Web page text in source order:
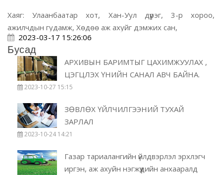
Хаяг: Улаанбаатар хот, Хан-Уул дүүрэг, 3-р хороо,
ажилчдын гудамж, Хөдөө аж ахуйг дэмжих сан,
2023-03-17 15:26:06
Бусад
АРХИВЫН БАРИМТЫГ ЦАХИМЖУУЛАХ ,
ЦЭГЦЛЭХ ҮНИЙН САНАЛ АВЧ БАЙНА.
2023-10-27 15:15
ЗӨВЛӨХ ҮЙЛЧИЛГЭЭНИЙ ТУХАЙ
ЗАРЛАЛ
2023-10-24 14:21
Газар тариалангийн үйлдвэрлэл эрхлэгч
иргэн, аж ахуйн нэгжүүдийн анхааралд